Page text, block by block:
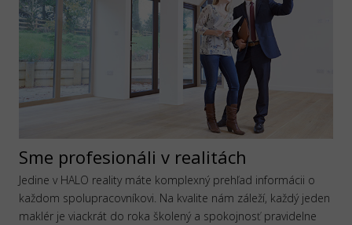
Sme profesionáli v realitách
Jedine v HALO reality máte komplexný prehľad informácii o
každom spolupracovníkovi. Na kvalite nám záleží, každý jeden
maklér je viackrát do roka školený a spokojnosť pravidelne